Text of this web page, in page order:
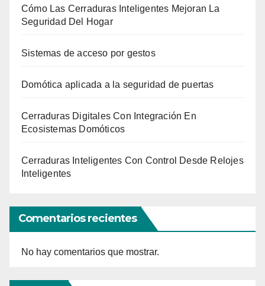
Cómo Las Cerraduras Inteligentes Mejoran La
Seguridad Del Hogar
Sistemas de acceso por gestos
Domótica aplicada a la seguridad de puertas
Cerraduras Digitales Con Integración En
Ecosistemas Domóticos
Cerraduras Inteligentes Con Control Desde Relojes
Inteligentes
Comentarios recientes
No hay comentarios que mostrar.